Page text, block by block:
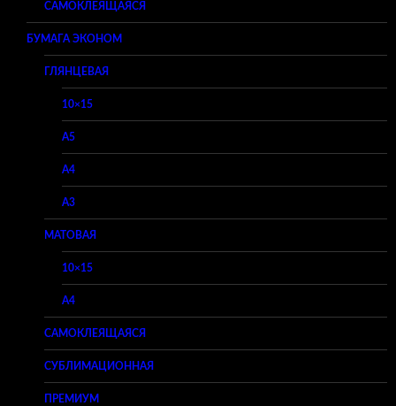
САМОКЛЕЯЩАЯСЯ
БУМАГА ЭКОНОМ
ГЛЯНЦЕВАЯ
10×15
A5
A4
A3
МАТОВАЯ
10×15
A4
САМОКЛЕЯЩАЯСЯ
СУБЛИМАЦИОННАЯ
ПРЕМИУМ